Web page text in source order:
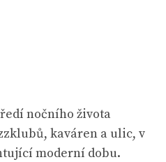
nočního života
kaváren a ulic, v
moderní dobu.